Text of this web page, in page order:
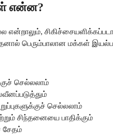
என்ன?
என்றாலும்,
பெரும்பாலான மக்கள் இயல்பாக
செல்லலாம்
செல்லலாம்
சிந்தனையை பாதிக்கும்
சேதம்